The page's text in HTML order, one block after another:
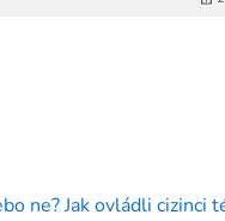
ne? Jak ovládli